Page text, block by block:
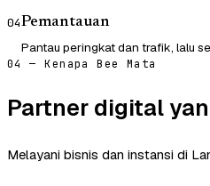
04Pemantauan
Pantau peringkat dan trafik, lalu
04 — Kenapa Bee Mata
Partner digital
Melayani bisnis dan instansi di